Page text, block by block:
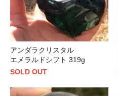
アンダラクリスタル
エメラルドシフト 319g
SOLD OUT